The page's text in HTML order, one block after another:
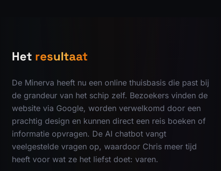
Het resultaat
De Minerva heeft nu een online thuisbasis die past bij
de grandeur van het schip zelf. Bezoekers vinden de
website via Google, worden verwelkomd door een
prachtig design en kunnen direct een reis boeken of
informatie opvragen. De AI chatbot vangt
veelgestelde vragen op, waardoor Chris meer tijd
heeft voor wat ze het liefst doet: varen.